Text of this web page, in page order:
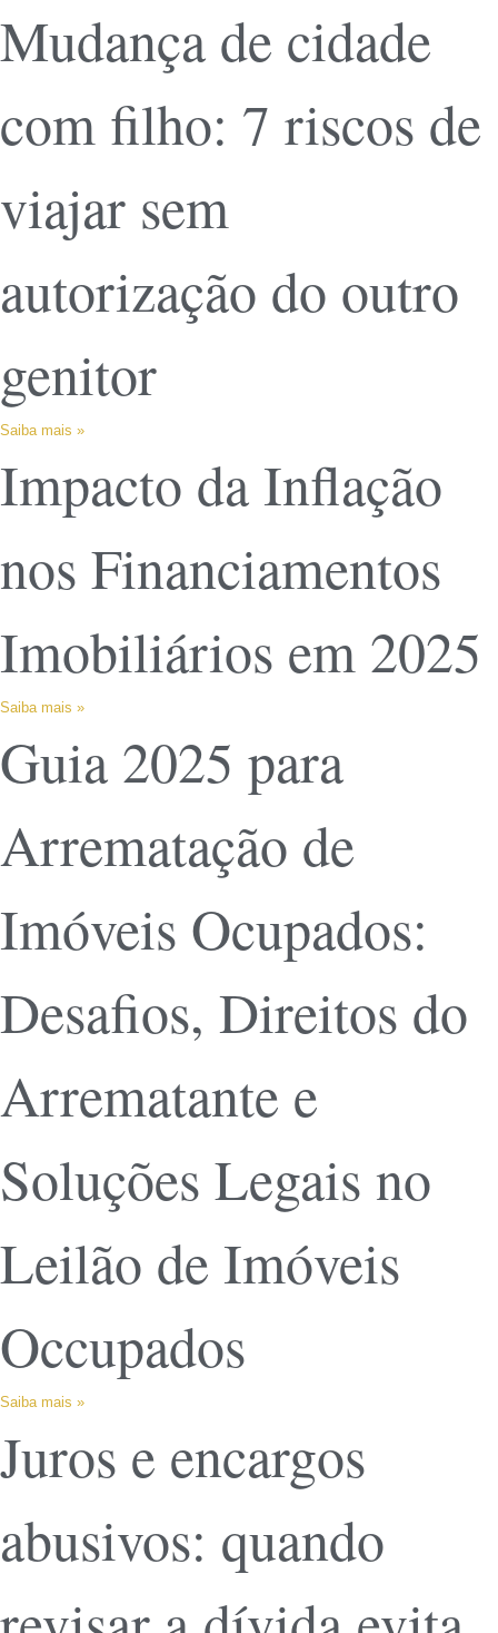
Mudança de cidade
com filho: 7 riscos de
viajar sem
autorização do outro
genitor
Saiba mais »
Impacto da Inflação
nos Financiamentos
Imobiliários em 2025
Saiba mais »
Guia 2025 para
Arrematação de
Imóveis Ocupados:
Desafios, Direitos do
Arrematante e
Soluções Legais no
Leilão de Imóveis
Occupados
Saiba mais »
Juros e encargos
abusivos: quando